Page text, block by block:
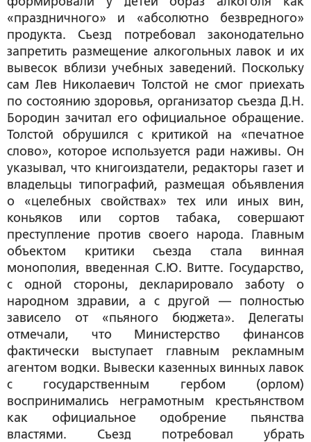
«праздничного» и «абсолютно безвредного»
продукта. Съезд потребовал законодательно
запретить размещение алкогольных лавок и их
вывесок вблизи учебных заведений. Поскольку
сам Лев Николаевич Толстой не смог приехать
по состоянию здоровья, организатор съезда Д.Н.
Бородин зачитал его официальное обращение.
Толстой обрушился с критикой на «печатное
слово», которое используется ради наживы. Он
указывал, что книгоиздатели, редакторы газет и
владельцы типографий, размещая объявления
о «целебных свойствах» тех или иных вин,
коньяков или сортов табака, совершают
преступление против своего народа. Главным
объектом критики съезда стала винная
монополия, введенная С.Ю. Витте. Государство,
с одной стороны, декларировало заботу о
народном здравии, а с другой — полностью
зависело от «пьяного бюджета». Делегаты
отмечали, что Министерство финансов
фактически выступает главным рекламным
агентом водки. Вывески казенных винных лавок
с государственным гербом (орлом)
воспринимались неграмотным крестьянством
как официальное одобрение пьянства
властями. Съезд потребовал убрать